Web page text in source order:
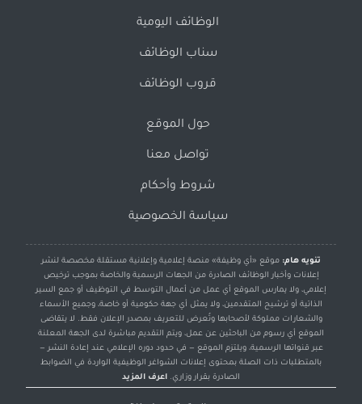
الوظائف اليومية
سناب الوظائف
قروب الوظائف
حول الموقع
تواصل معنا
شروط وأحكام
سياسة الخصوصية
تنويه هام: موقع «أي وظيفة» منصة إعلامية وإعلانية مستقلة مخصصة لنشر
إعلانات وأخبار الوظائف الصادرة من الجهات الرسمية والخاصة بموجب ترخيص
إعلامي، ولا يمارس الموقع أي عمل من أعمال التوسط في التوظيف أو جمع السير
الذاتية أو ترشيح المتقدمين، ولا يمثل أي جهة حكومية أو خاصة، وجميع الأسماء
والشعارات مملوكة لأصحابها وتُعرض للتعريف بمصدر الإعلان فقط. لا يتقاضى
الموقع أي رسوم من الباحثين عن عمل، ويتم التقديم مباشرة لدى الجهة المعلنة
عبر قنواتها الرسمية، ويلتزم الموقع — في حدود دوره الإعلامي عند إعادة النشر —
بالمتطلبات ذات الصلة بمحتوى إعلانات الشواغر الوظيفية الواردة في الضوابط
الصادرة بقرار وزاري. اعرف المزيد